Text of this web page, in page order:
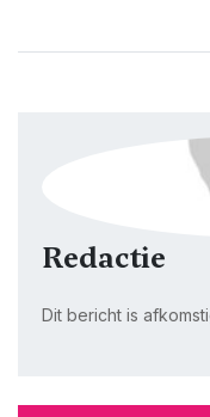
Redactie
Dit bericht is